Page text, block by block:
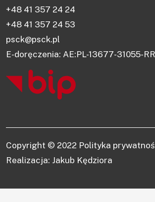
+48 41 357 24 24
+48 41 357 24 53
psck@psck.pl
E-doręczenia: AE:PL-13677-31055-
Copyright © 2022 Polityka
Realizacja: Jakub Kędziora